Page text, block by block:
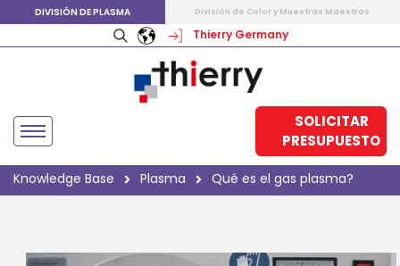
DIVISIÓN DE PLASMA División de Color y Muestras Maestras
Thierry Germany
SOLICITAR
PRESUPUESTO
Knowledge Base Plasma Qué es el gas plasma?